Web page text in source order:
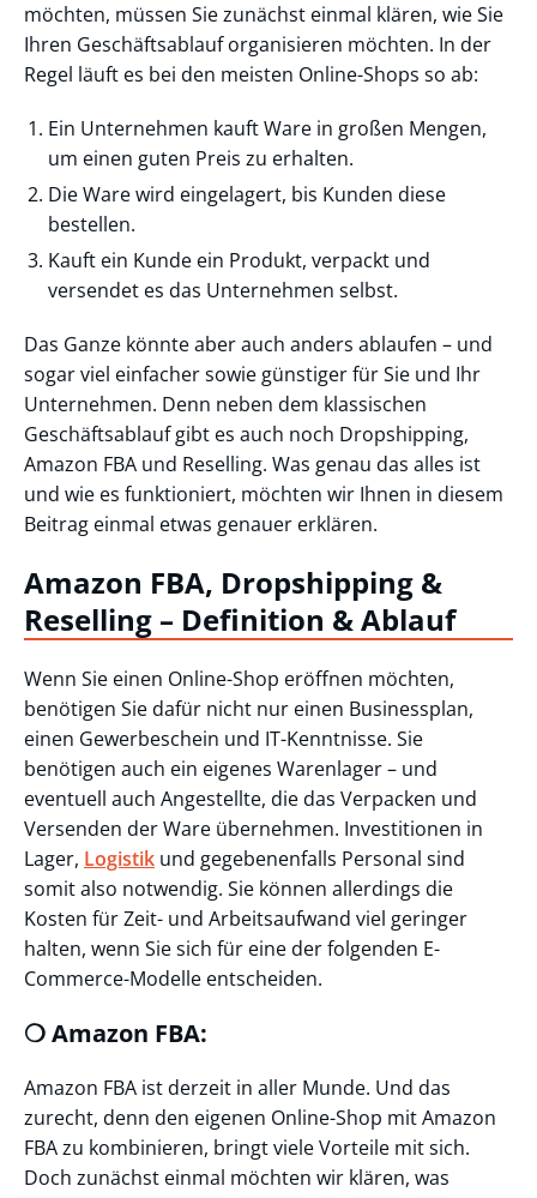
möchten, müssen Sie zunächst einmal klären, wie Sie
Ihren Geschäftsablauf organisieren möchten. In der
Regel läuft es bei den meisten Online-Shops so ab:
Ein Unternehmen kauft Ware in großen Mengen,
um einen guten Preis zu erhalten.
Die Ware wird eingelagert, bis Kunden diese
bestellen.
Kauft ein Kunde ein Produkt, verpackt und
versendet es das Unternehmen selbst.
Das Ganze könnte aber auch anders ablaufen – und
sogar viel einfacher sowie günstiger für Sie und Ihr
Unternehmen. Denn neben dem klassischen
Geschäftsablauf gibt es auch noch Dropshipping,
Amazon FBA und Reselling. Was genau das alles ist
und wie es funktioniert, möchten wir Ihnen in diesem
Beitrag einmal etwas genauer erklären.
Amazon FBA, Dropshipping &
Reselling – Definition & Ablauf
Wenn Sie einen Online-Shop eröffnen möchten,
benötigen Sie dafür nicht nur einen Businessplan,
einen Gewerbeschein und IT-Kenntnisse. Sie
benötigen auch ein eigenes Warenlager – und
eventuell auch Angestellte, die das Verpacken und
Versenden der Ware übernehmen. Investitionen in
Lager, Logistik und gegebenenfalls Personal sind
somit also notwendig. Sie können allerdings die
Kosten für Zeit- und Arbeitsaufwand viel geringer
halten, wenn Sie sich für eine der folgenden E-
Commerce-Modelle entscheiden.
❍ Amazon FBA:
Amazon FBA ist derzeit in aller Munde. Und das
zurecht, denn den eigenen Online-Shop mit Amazon
FBA zu kombinieren, bringt viele Vorteile mit sich.
Doch zunächst einmal möchten wir klären, was